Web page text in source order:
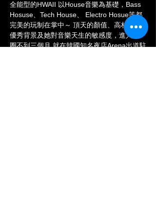
全能型的HWAII 以House音樂為基礎，Bass
Hosuse、Tech House、 Electro Hosue等都
完美的玩制在掌中～ 頂天的顏值、高材生的
優秀背景及她對音樂天生的敏感度，進入DJ
圈不到三個月 就在韓國知名夜店Arena出道駐